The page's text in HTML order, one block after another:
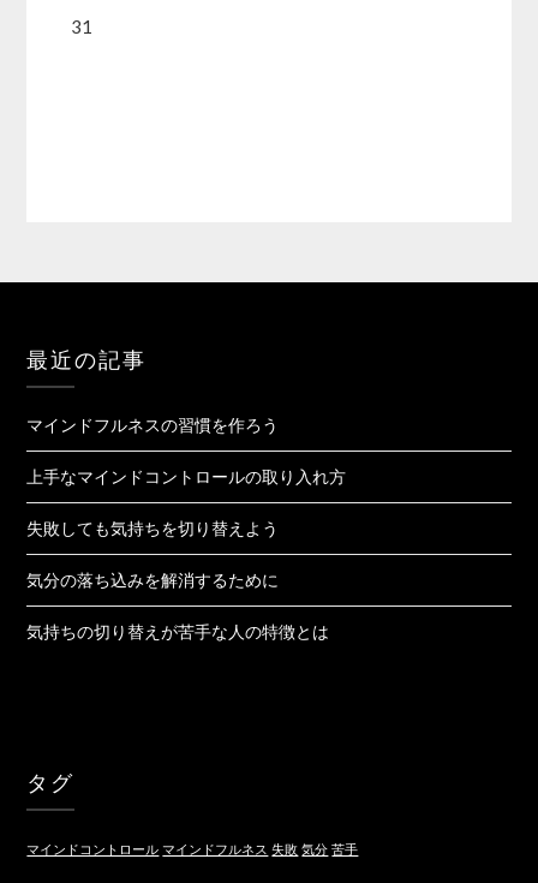
31
最近の記事
マインドフルネスの習慣を作ろう
上手なマインドコントロールの取り入れ方
失敗しても気持ちを切り替えよう
気分の落ち込みを解消するために
気持ちの切り替えが苦手な人の特徴とは
タグ
マインドコントロール マインドフルネス 失敗 気分 苦手